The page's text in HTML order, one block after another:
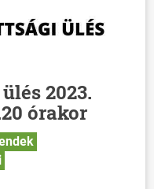
2023.
órakor